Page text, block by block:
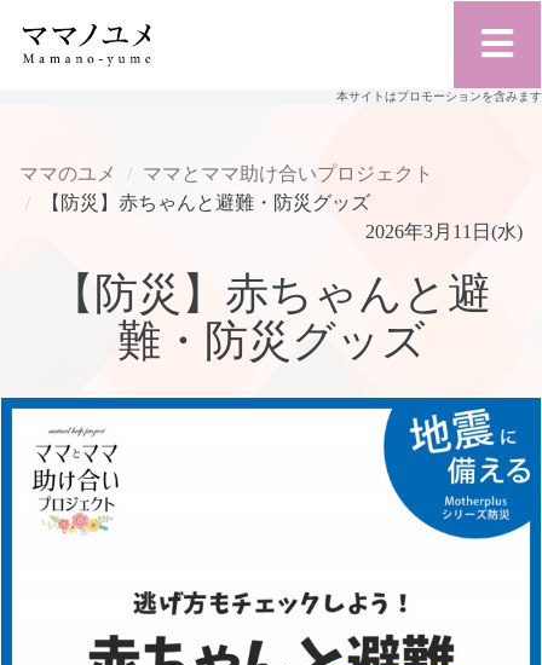
本サイトはプロモーションを含みます
ママのユメ
ママとママ助け合いプロジェクト
【防災】赤ちゃんと避難・防災グッズ
2026年3月11日(水)
【防災】赤ちゃんと避
難・防災グッズ